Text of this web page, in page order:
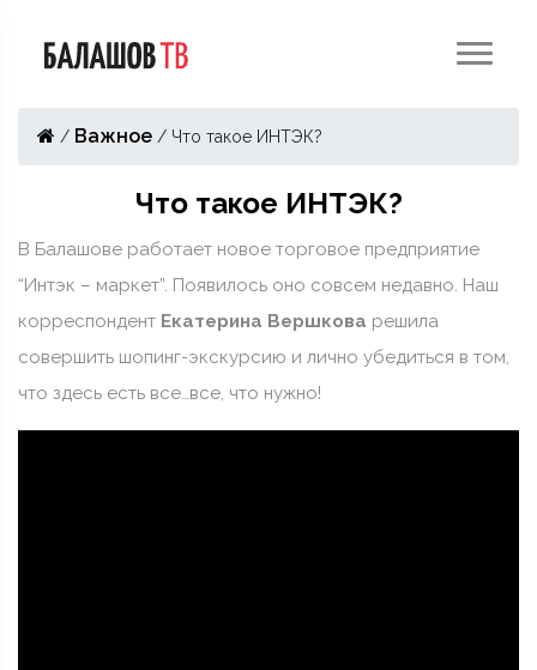
/ Важное / Что такое ИНТЭК?
Что такое ИНТЭК?
В Балашове работает новое торговое предприятие
“Интэк – маркет”. Появилось оно совсем недавно. Наш
корреспондент Екатерина Вершкова решила
совершить шопинг-экскурсию и лично убедиться в том,
что здесь есть все…все, что нужно!